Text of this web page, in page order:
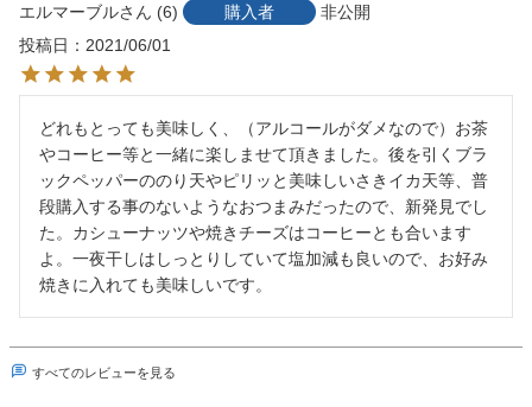
エルマーブル 6 購入者
非公開
投稿日
2021/06/01
どれもとっても美味しく、（アルコールがダメなので）お茶
やコーヒー等と一緒に楽しませて頂きました。後を引くブラ
ックペッパーののり天やピリッと美味しいさきイカ天等、普
段購入する事のないようなおつまみだったので、新発見でし
た。カシューナッツや焼きチーズはコーヒーとも合います
よ。一夜干しはしっとりしていて塩加減も良いので、お好み
焼きに入れても美味しいです。
すべてのレビューを見る